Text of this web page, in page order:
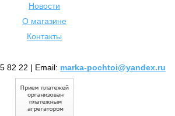
Новости
О магазине
Контакты
82 22 | Email: marka-pochtoi@yandex.ru